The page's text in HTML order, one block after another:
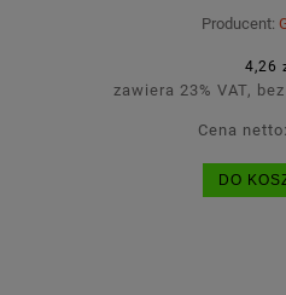
Producent:
4,26
zawiera 23% VAT,
Cena netto:
DO